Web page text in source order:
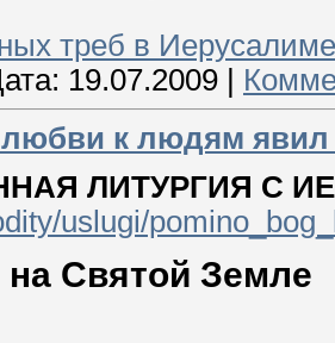
треб в Иерусалиме
19.07.2009
любви к людям
ЛИТУРГИЯ С
uslugi/
на Святой Земле